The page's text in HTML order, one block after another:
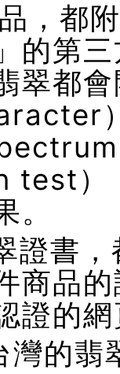
，都
的第
翠都
test）
證書
商品
證的
灣的翡